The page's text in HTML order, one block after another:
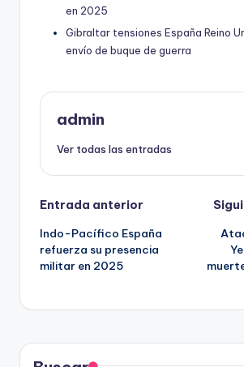
en 2025
Gibraltar tensiones España Reino
envío de buque de guerra
admin
Ver todas las entradas
Navegación
de
entradas
Entrada anterior
Indo-Pacífico España
refuerza su presencia
militar en 2025